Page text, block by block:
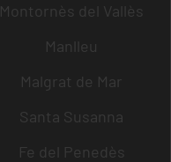
Montornès del Vallès
Manlleu
Malgrat de Mar
Santa Susanna
Fe del Penedès